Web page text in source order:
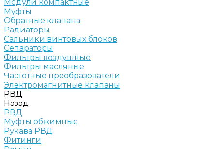
Модули компактные
Муфты
Обратные клапана
Радиаторы
Сальники винтовых блоков
Сепараторы
Фильтры воздушные
Фильтры масляные
Частотные преобразователи
Электромагнитные клапаны
РВД
Назад
РВД
Муфты обжимные
Рукава РВД
Фитинги